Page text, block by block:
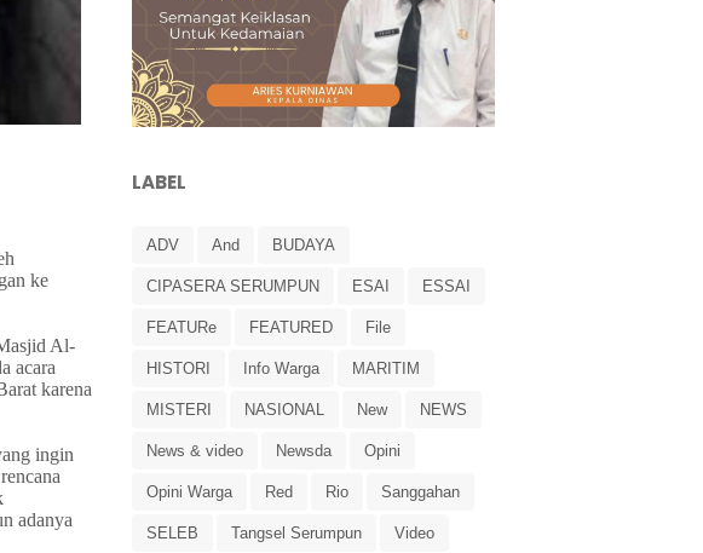
ke
Al-
acara
karena
ingin
adanya
LABEL
ADV And BUDAYA
CIPASERA SERUMPUN ESAI ESSAI
FEATURe FEATURED File
HISTORI Info Warga MARITIM
MISTERI NASIONAL New NEWS
News & video Newsda Opini
Opini Warga Red Rio Sanggahan
SELEB Tangsel Serumpun Video